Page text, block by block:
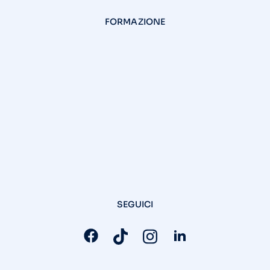
FORMAZIONE
SEGUICI